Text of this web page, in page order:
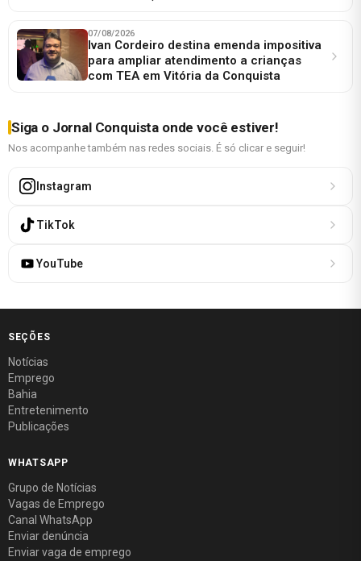
07/08/2026
Ivan Cordeiro destina emenda impositiva
para ampliar atendimento a crianças
com TEA em Vitória da Conquista
Siga o Jornal Conquista onde você estiver!
Nos acompanhe também nas redes sociais. É só clicar e seguir!
Instagram
TikTok
YouTube
SEÇÕES
Notícias
Emprego
Bahia
Entretenimento
Publicações
WHATSAPP
Grupo de Notícias
Vagas de Emprego
Canal WhatsApp
Enviar denúncia
Enviar vaga de emprego